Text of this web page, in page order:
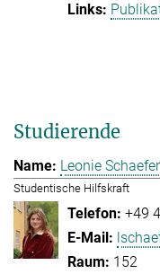
Studierende
Leonie Schaefer
Studentische Hilfskraft
+49
152